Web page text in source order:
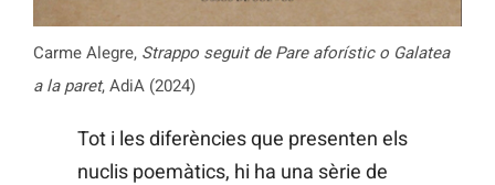
Carme Alegre, Strappo seguit de Pare aforístic o Galatea
a la paret, AdiA (2024)
Tot i les diferències que presenten els
nuclis poemàtics, hi ha una sèrie de